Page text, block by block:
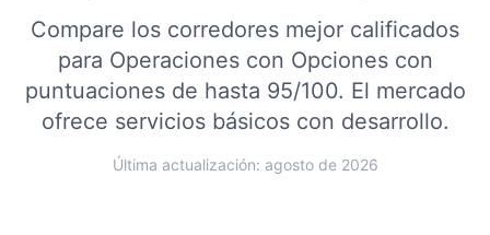
Compare los corredores mejor calificados
para Operaciones con Opciones con
puntuaciones de hasta 95/100. El mercado
ofrece servicios básicos con desarrollo.
Última actualización: agosto de 2026